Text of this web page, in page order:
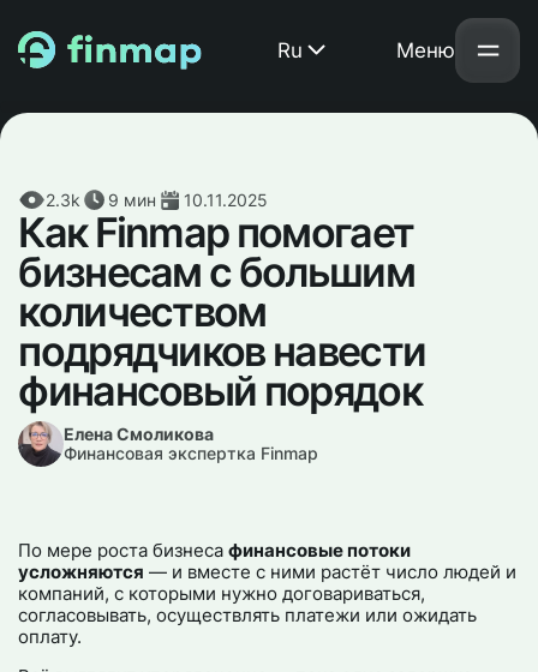
Меню
Ru
2.3k 9 мин 10.11.2025
Как Finmap помогает
бизнесам с большим
количеством
подрядчиков навести
финансовый порядок
Елена Смоликова
Финансовая экспертка Finmap
По мере роста бизнесафинансовые потоки
усложняются — и вместе с ними растёт число людей и
компаний, с которыми нужно договариваться,
согласовывать, осуществлять платежи или ожидать
оплату.